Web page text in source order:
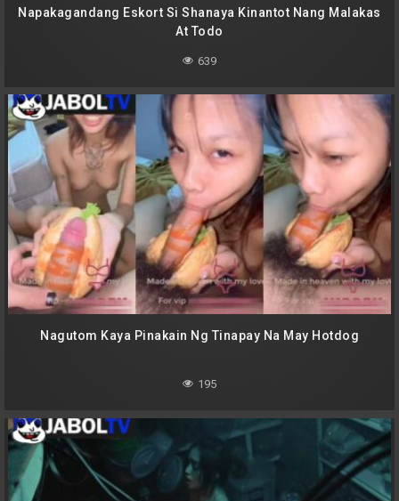
Napakagandang Eskort Si Shanaya Kinantot Nang Malakas
At Todo
639
Nagutom Kaya Pinakain Ng Tinapay Na May Hotdog
195